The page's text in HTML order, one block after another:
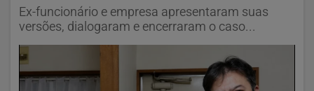
Ex-funcionário e empresa apresentaram suas
versões, dialogaram e encerraram o caso...